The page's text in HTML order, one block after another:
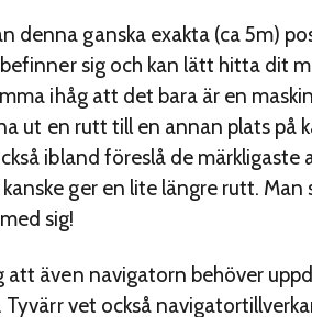
denna ganska exakta (ca 5m)
sig och kan lätt hitta dit
ihåg att det bara är en
ut en rutt till en annan plats på
ibland föreslå de märkligaste
ger en lite längre rutt.
sig!
att även navigatorn behöver
Tyvärr vet också